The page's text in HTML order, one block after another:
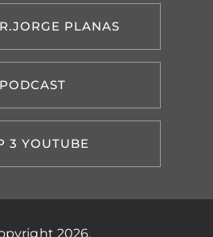
PLANAS
PODCAST
3 YOUTUBE
2026.